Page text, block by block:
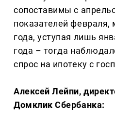
сопоставимы с
показателей февраля,
года, уступая лишь
года – тогда
спрос на ипотеку с
Алексей Лейпи,
Домклик Сбербанка: